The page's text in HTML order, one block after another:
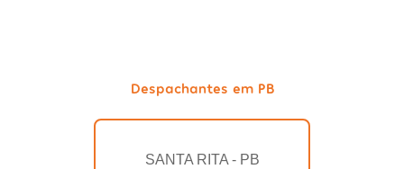
Despachantes em PB
SANTA RITA - PB